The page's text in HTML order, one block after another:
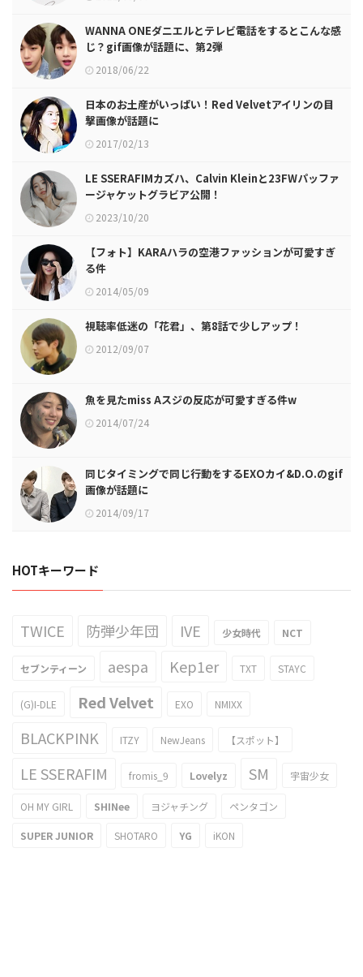
WANNA ONEダニエルとテレビ電話をするとこんな感
じ？gif画像が話題に、第2弾
2018/06/22
日本のお土産がいっぱい！Red Velvetアイリンの目
撃画像が話題に
2017/02/13
LE SSERAFIMカズハ、Calvin Kleinと23FWパッファ
ージャケットグラビア公開！
2023/10/20
【フォト】KARAハラの空港ファッションが可愛すぎ
る件
2014/05/09
視聴率低迷の「花君」、第8話で少しアップ！
2012/09/07
魚を見たmiss Aスジの反応が可愛すぎる件w
2014/07/24
同じタイミングで同じ行動をするEXOカイ&D.O.のgif
画像が話題に
2014/09/17
HOTキーワード
TWICE 防弾少年団 IVE 少女時代 NCT
セブンティーン aespa Kep1er TXT STAYC
(G)I-DLE Red Velvet EXO NMIXX
BLACKPINK ITZY NewJeans 【スポット】
LE SSERAFIM fromis_9 Lovelyz SM 宇宙少女
OH MY GIRL SHINee ヨジャチング ペンタゴン
SUPER JUNIOR SHOTARO YG iKON